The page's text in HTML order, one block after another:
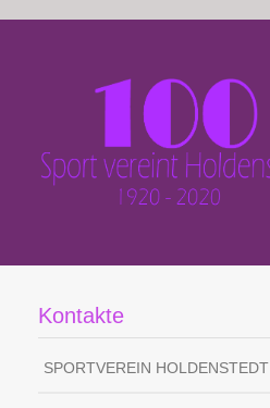
Kontakte
SPORTVEREIN HOLDENSTEDT